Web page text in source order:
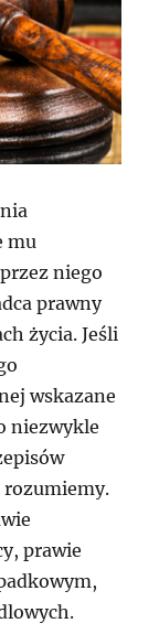
mu
niego
prawny
życia. Jeśli
wskazane
niezwykle
rozumiemy.
prawie